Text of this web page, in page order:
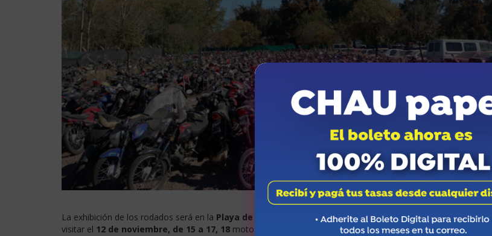
La exhibición de los rodados será en la Playa de Secuestros, ubicada en Independencia 650. Allí se podrán
visitar el 12 de noviembre, de 15 a 17, 18 motos de distintos modelos, cilindradas y características.